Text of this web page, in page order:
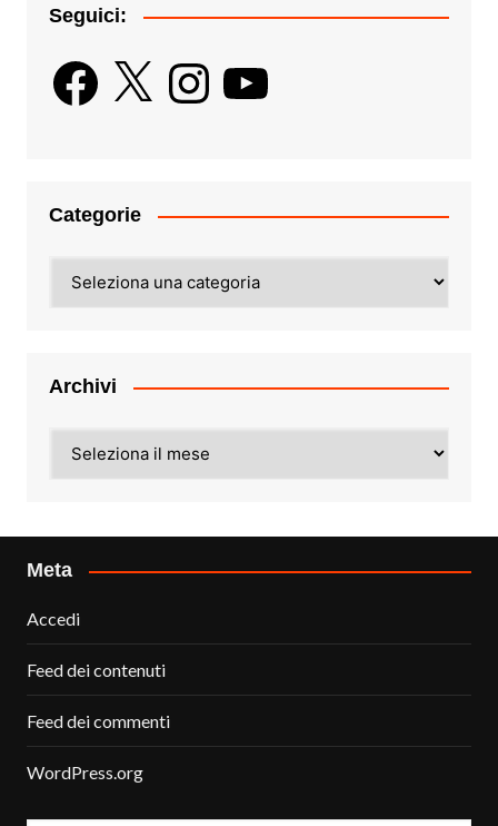
Seguici:
Facebook
X InstagramYouTube
Categorie
Archivi
Meta
Accedi
Feed dei contenuti
Feed dei commenti
WordPress.org